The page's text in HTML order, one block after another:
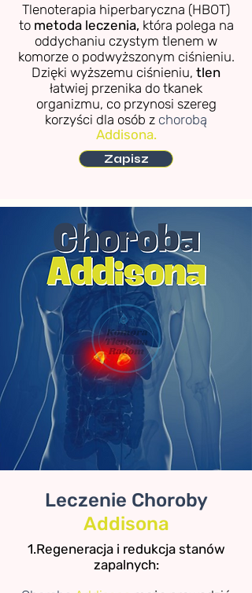
Tlenoterapia hiperbaryczna (HBOT)
to metoda leczenia, która polega na
oddychaniu czystym tlenem w
komorze o podwyższonym ciśnieniu.
Dzięki wyższemu ciśnieniu, tlen
łatwiej przenika do tkanek
organizmu, co przynosi szereg
korzyści dla osób z chorobą
Addisona.
Zapisz
Leczenie Choroby
Addisona
1.Regeneracja i redukcja stanów
zapalnych: